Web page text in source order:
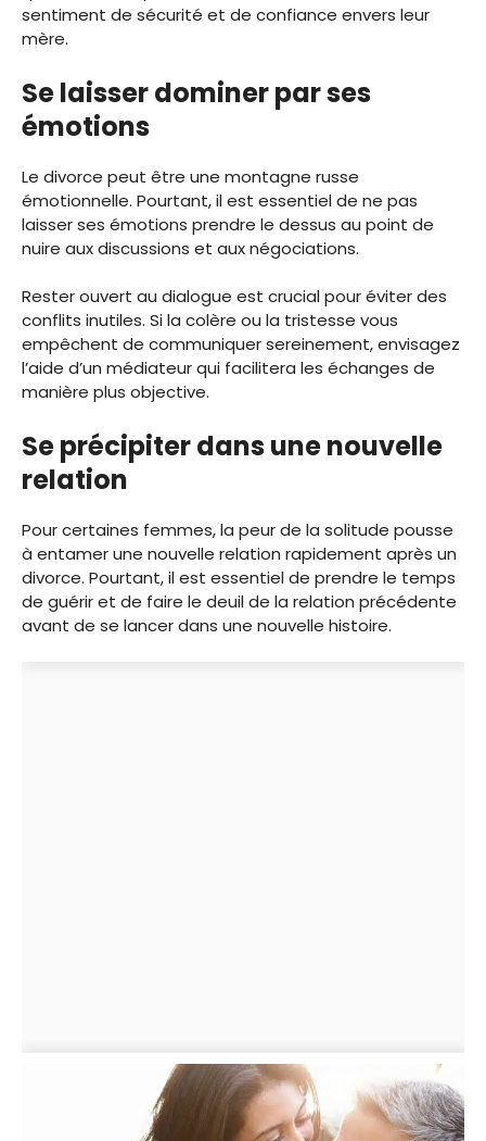
sentiment de sécurité et de confiance envers leur
mère.
Se laisser dominer par ses
émotions
Le divorce peut être une montagne russe
émotionnelle. Pourtant, il est essentiel de ne pas
laisser ses émotions prendre le dessus au point de
nuire aux discussions et aux négociations.
Rester ouvert au dialogue est crucial pour éviter des
conflits inutiles. Si la colère ou la tristesse vous
empêchent de communiquer sereinement, envisagez
l’aide d’un médiateur qui facilitera les échanges de
manière plus objective.
Se précipiter dans une nouvelle
relation
Pour certaines femmes, la peur de la solitude pousse
à entamer une nouvelle relation rapidement après un
divorce. Pourtant, il est essentiel de prendre le temps
de guérir et de faire le deuil de la relation précédente
avant de se lancer dans une nouvelle histoire.